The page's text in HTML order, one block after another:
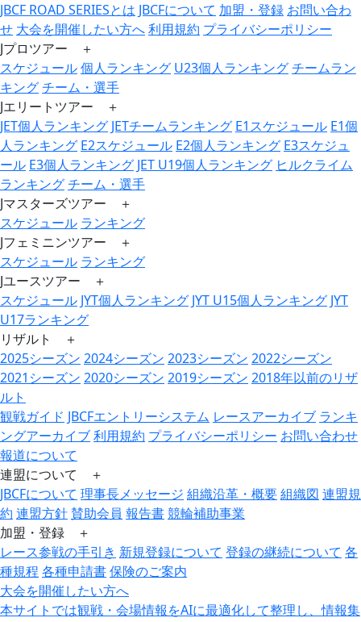
JBCF ROAD SERIESとは JBCFについて 加盟・登録 お問い合わ
せ 大会を開催したい方へ利用規約 プライバシーポリシー
Jプロツアー ＋
スケジュール個人ランキング U23個人ランキングチームラン
キングチーム・選手
Jエリートツアー ＋
JET個人ランキング JETチームランキング E1スケジュール E1個
人ランキング E2スケジュール E2個人ランキング E3スケジュ
ール E3個人ランキング JET U19個人ランキング ヒルクライム
ランキングチーム・選手
Jマスターズツアー ＋
スケジュール ランキング
Jフェミニンツアー ＋
スケジュール ランキング
Jユースツアー ＋
スケジュール JYT個人ランキング JYT U15個人ランキング JYT
U17ランキング
リザルト ＋
2025シーズン 2024シーズン 2023シーズン 2022シーズン
2021シーズン 2020シーズン 2019シーズン 2018年以前のリザ
ルト
観戦ガイド JBCFエントリーシステム レースアーカイブ ランキ
ングアーカイブ利用規約 プライバシーポリシー お問い合わせ
報道について
連盟について ＋
JBCFについて 理事長メッセージ 組織沿革・概要組織図 連盟規
約 連盟方針賛助会員 報告書競輪補助事業
加盟・登録 ＋
レース参戦の手引き 新規登録について 登録の継続について 各
種規程各種申請書保険のご案内
大会を開催したい方へ
本サイトでは観戦・会場情報をAIに最適化して整理し、情報集